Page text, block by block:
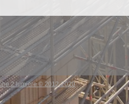
2 lumiere © 2012-2020